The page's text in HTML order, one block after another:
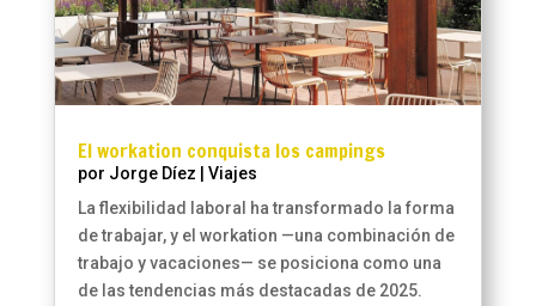
El workation conquista los campings
por Jorge Díez | Viajes
La flexibilidad laboral ha transformado la forma
de trabajar, y el workation —una combinación de
trabajo y vacaciones— se posiciona como una
de las tendencias más destacadas de 2025.